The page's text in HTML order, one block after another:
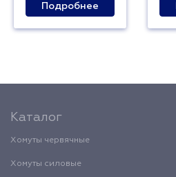
Подробнее
Каталог
Хомуты червячные
Хомуты силовые